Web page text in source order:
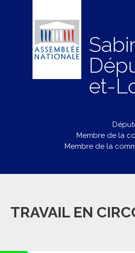
et-
Membre de la
Membre de la
TRAVAIL EN